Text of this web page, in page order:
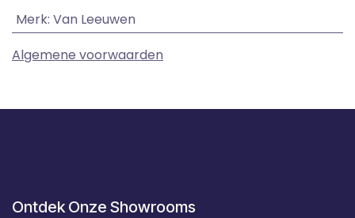
Merk: Van Leeuwen
Algemene voorwaarden
Ontdek Onze Showrooms